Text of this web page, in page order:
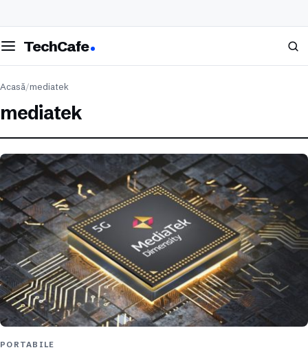
meniul
TechCafe Caută
Acasă/mediatek
mediatek
PORTABILE